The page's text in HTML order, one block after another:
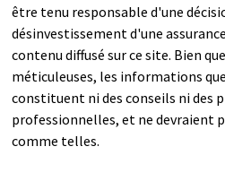
être tenu responsable d'une
désinvestissement d'une
contenu diffusé sur ce site. Bien
méticuleuses, les informations
constituent ni des conseils ni des
professionnelles, et ne devraient
comme telles.